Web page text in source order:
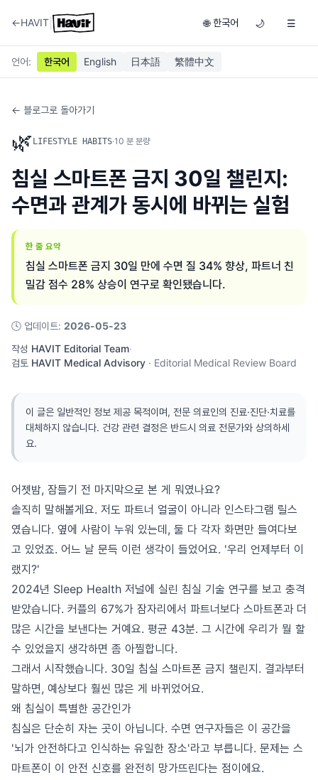
←HAVIT 🌐 한국어 🌙 ☰
언어: 한국어 English 日本語 繁體中文
← 블로그로 돌아가기
🌿 LIFESTYLE HABITS·10 분 분량
침실 스마트폰 금지 30일 챌린지:
수면과 관계가 동시에 바뀌는 실험
한 줄 요약
침실 스마트폰 금지 30일 만에 수면 질 34% 향상, 파트너 친
밀감 점수 28% 상승이 연구로 확인됐습니다.
🕓 업데이트: 2026-05-23
작성 HAVIT Editorial Team·
검토 HAVIT Medical Advisory · Editorial Medical Review Board
이 글은 일반적인 정보 제공 목적이며, 전문 의료인의 진료·진단·치료를
대체하지 않습니다. 건강 관련 결정은 반드시 의료 전문가와 상의하세
요.
어젯밤, 잠들기 전 마지막으로 본 게 뭐였나요?
솔직히 말해볼게요. 저도 파트너 얼굴이 아니라 인스타그램 릴스
였습니다. 옆에 사람이 누워 있는데, 둘 다 각자 화면만 들여다보
고 있었죠. 어느 날 문득 이런 생각이 들었어요. '우리 언제부터 이
랬지?'
2024년 Sleep Health 저널에 실린 침실 기술 연구를 보고 충격
받았습니다. 커플의 67%가 잠자리에서 파트너보다 스마트폰과 더
많은 시간을 보낸다는 거예요. 평균 43분. 그 시간에 우리가 뭘 할
수 있었을지 생각하면 좀 아찔합니다.
그래서 시작했습니다. 30일 침실 스마트폰 금지 챌린지. 결과부터
말하면, 예상보다 훨씬 많은 게 바뀌었어요.
왜 침실이 특별한 공간인가
침실은 단순히 자는 곳이 아닙니다. 수면 연구자들은 이 공간을
'뇌가 안전하다고 인식하는 유일한 장소'라고 부릅니다. 문제는 스
마트폰이 이 안전 신호를 완전히 망가뜨린다는 점이에요.